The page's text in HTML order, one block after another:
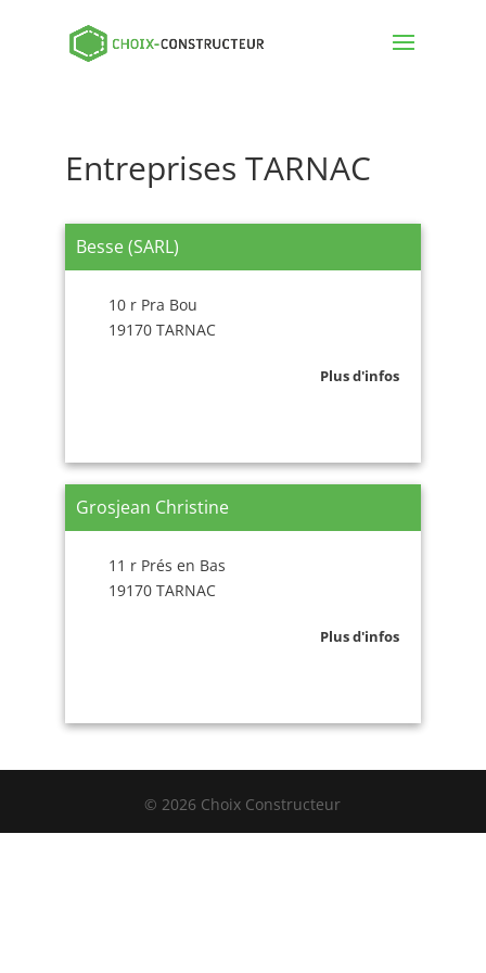
Entreprises TARNAC
Besse (SARL)
10 r Pra Bou
19170 TARNAC
Plus d'infos
Grosjean Christine
11 r Prés en Bas
19170 TARNAC
Plus d'infos
© 2026 Choix Constructeur